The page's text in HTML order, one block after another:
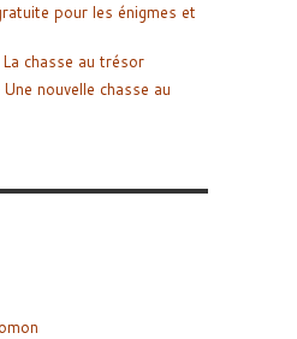
pour les énigmes et
chasse au trésor
nouvelle chasse au